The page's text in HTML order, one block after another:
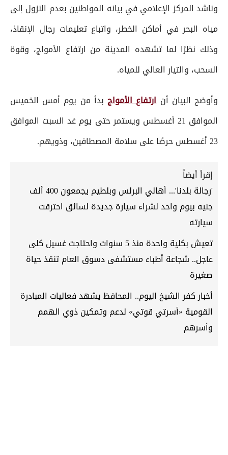
وناشد المركز الإعلامي في بيانه المواطنين بعدم النزول إلى
مياه البحر في أماكن الخطر، واتباع تعليمات رجال الإنقاذ،
وذلك نظرًا لما تشهده المدينة من ارتفاع الأمواج، وقوة
السحب، والتيار العالي للمياه.
وأوضح البيان أنارتفاع الأمواجبدأ من يوم أمس الخميس
الموافق 21 أغسطس ويستمر حتى يوم غد السبت الموافق
23 أغسطس حرصًا على سلامة المصطافين، وذويهم.
إقرأ أيضاً
'رجالة بلدنا'... أهالي البرلس وبلطيم يجمعون 400 ألف
جنيه بيوم واحد لشراء سيارة جديدة لسائق احترقت
سيارته
تعيش بكلية واحدة منذ 5 سنوات واحتاجت غسيل كلى
عاجل.. شجاعة أطباء مستشفى دسوق العام تنقذ حياة
صغيرة
أخبار كفر الشيخ اليوم.. المحافظ يشهد فعاليات المبادرة
القومية «أسرتي قوتي» لدعم وتمكين ذوي الهمم
وأسرهم